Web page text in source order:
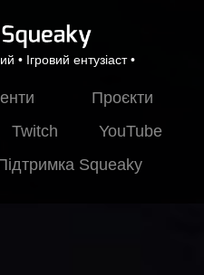
• Ігровий ентузіаст •
Проєкти
Twitch
YouTube
Squeaky